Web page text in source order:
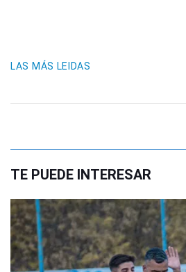
LAS MÁS LEIDAS
TE PUEDE INTERESAR